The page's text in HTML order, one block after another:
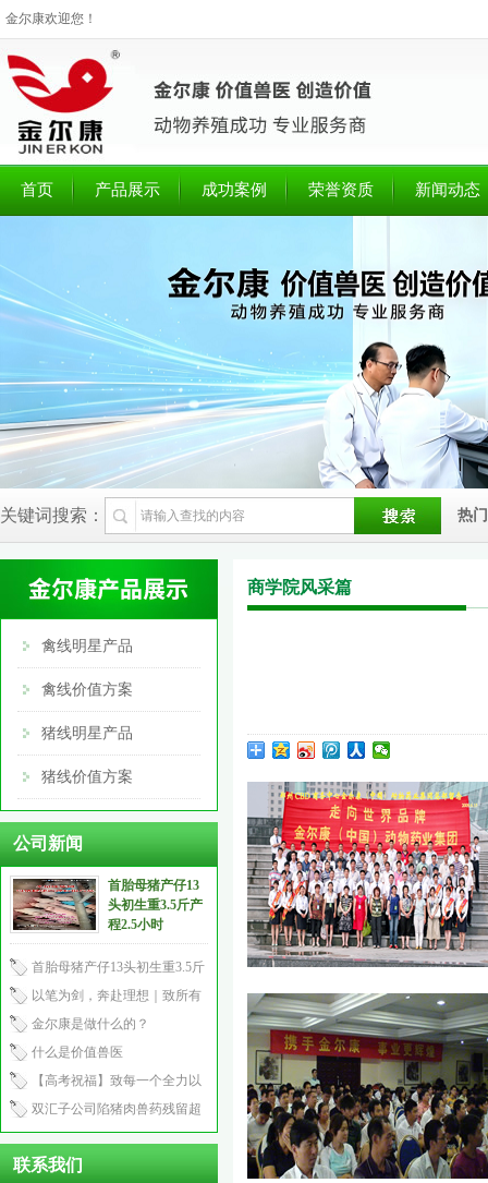
金尔康欢迎您！
首页 产品展示 成功案例 荣誉资质 新闻动态
关键词搜索： 热
商学院风采篇
禽线明星产品
禽线价值方案
猪线明星产品
猪线价值方案
公司新闻
首胎母猪产仔13
头初生重3.5斤产
程2.5小时
首胎母猪产仔13头初生重3.5斤
产程2.5小时
以笔为剑，奔赴理想｜致所有
中考少年
金尔康是做什么的？
什么是价值兽医
【高考祝福】致每一个全力以
赴的你：笔锋所至，心之所向
双汇子公司陷猪肉兽药残留超
标风波！
联系我们